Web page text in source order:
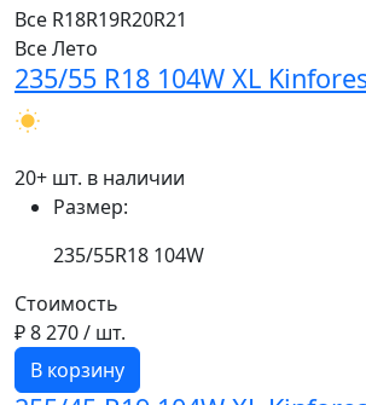
Все R18R19R20R21
ВсеЛето
235/55 R18 104W XL
20+ шт. в наличии
Размер:
235/55R18 104W
Стоимость
₽ 8 270/ шт.
В корзину